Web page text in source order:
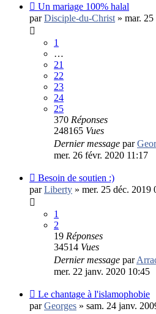
Un mariage 100% halal
parDisciple-du-Christ » mar.
1
…
21
22
23
24
25
370 Réponses
248165 Vues
Dernier message par
mer. 26 févr. 2020 11:17
Besoin de soutien :)
parLiberty » mer. 25 déc. 2019
1
2
19 Réponses
34514 Vues
Dernier message par
mer. 22 janv. 2020 10:45
Le chantage à l'islamophobie
parGeorges » sam. 24 janv.